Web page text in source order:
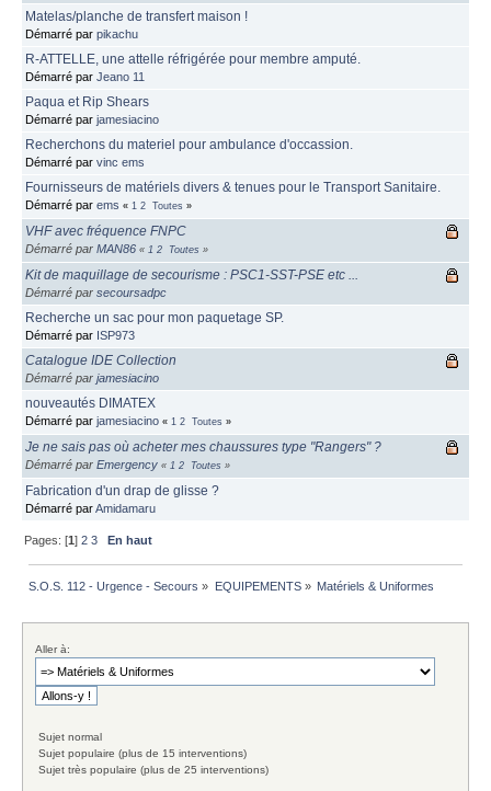
Matelas/planche de transfert maison !
Démarré par pikachu
R-ATTELLE, une attelle réfrigérée pour membre amputé.
Démarré par Jeano 11
Paqua et Rip Shears
Démarré par jamesiacino
Recherchons du materiel pour ambulance d'occassion.
Démarré par vinc ems
Fournisseurs de matériels divers & tenues pour le Transport Sanitaire.
Démarré par ems « 1 2 Toutes »
VHF avec fréquence FNPC
Démarré par MAN86 « 1 2 Toutes »
Kit de maquillage de secourisme : PSC1-SST-PSE etc ...
Démarré par secoursadpc
Recherche un sac pour mon paquetage SP.
Démarré par ISP973
Catalogue IDE Collection
Démarré par jamesiacino
nouveautés DIMATEX
Démarré par jamesiacino « 1 2 Toutes »
Je ne sais pas où acheter mes chaussures type "Rangers" ?
Démarré par Emergency « 1 2 Toutes »
Fabrication d'un drap de glisse ?
Démarré parAmidamaru
Pages: [1]2 3 En haut
S.O.S. 112 - Urgence - Secours » EQUIPEMENTS» Matériels & Uniformes
Aller à:
Sujet normal
Sujet populaire (plus de 15 interventions)
Sujet très populaire (plus de 25 interventions)